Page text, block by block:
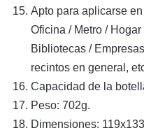
Apto para aplicarse
Oficina / Metro /
Bibliotecas /
recintos en general,
Capacidad de la
Peso: 702g.
Dimensiones: